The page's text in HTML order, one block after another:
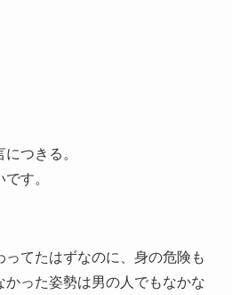
つきる。
す。
てたはずなのに、身の危険も
った姿勢は男の人でもなかな